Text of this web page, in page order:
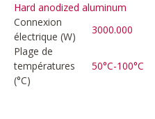
Hard anodized aluminum
Connexion
électrique (W)
3000.000
Plage de
températures
(°C)
50°C-100°C